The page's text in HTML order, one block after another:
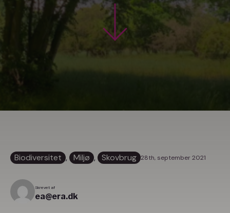
Biodiversitet , Miljø , Skovbrug 28th, september 2021
Skrevet af
ea@era.dk